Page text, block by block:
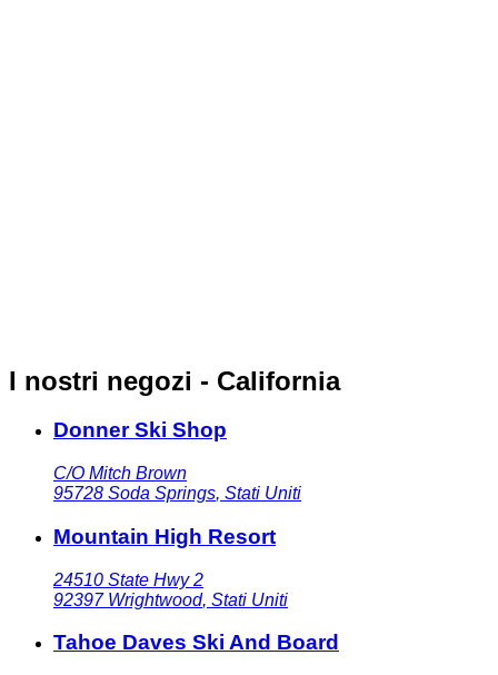
I nostri negozi - California
Donner Ski Shop
C/O Mitch Brown
95728 Soda Springs, Stati Uniti
Mountain High Resort
24510 State Hwy 2
92397 Wrightwood, Stati Uniti
Tahoe Daves Ski And Board